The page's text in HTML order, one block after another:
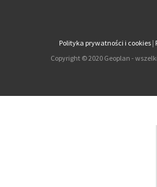
Polityka prywatności i cookies|
Copyright © 2020 Geoplan -